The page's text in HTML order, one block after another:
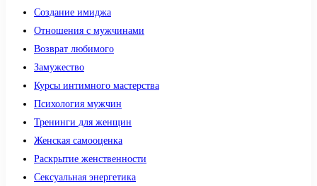
Создание имиджа
Отношения с мужчинами
Возврат любимого
Замужество
Курсы интимного мастерства
Психология мужчин
Тренинги для женщин
Женская самооценка
Раскрытие женственности
Сексуальная энергетика